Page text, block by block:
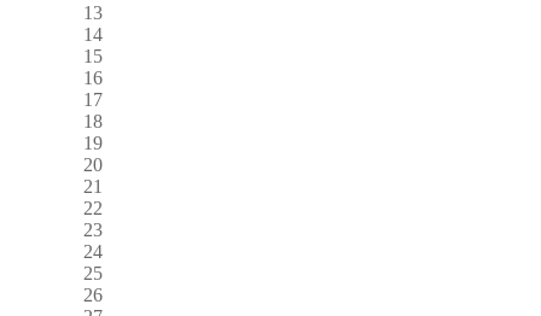
13
14
15
16
17
18
19
20
21
22
23
24
25
26